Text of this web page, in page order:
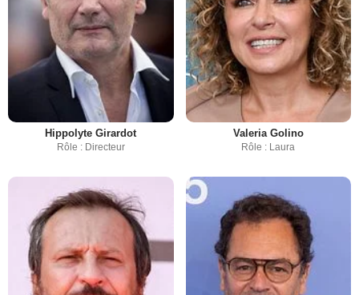
Hippolyte Girardot
Rôle : Directeur
Valeria Golino
Rôle : Laura